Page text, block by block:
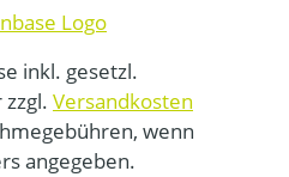
inkl. gesetzl.
Versandkosten
wenn
angegeben.